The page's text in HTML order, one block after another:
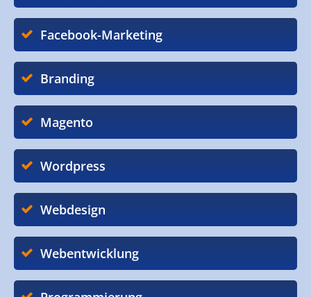
Facebook-Marketing
Branding
Magento
Wordpress
Webdesign
Webentwicklung